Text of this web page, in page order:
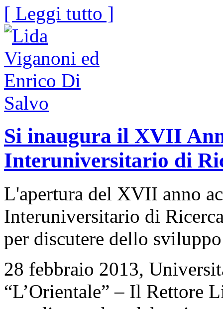
[ Leggi tutto ]
Si inaugura il XVII
Interuniversitario di
L'apertura del XVII anno
Interuniversitario di
per discutere dello
28 febbraio 2013,
“L’Orientale” – Il Rettore